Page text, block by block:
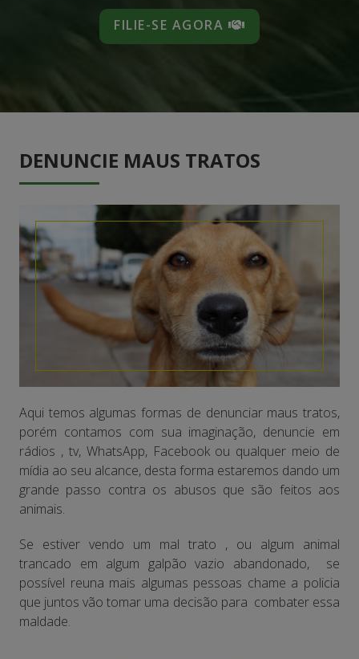
FILIE-SE AGORA
DENUNCIE MAUS TRATOS
Aqui temos algumas formas de denunciar maus tratos,
porém contamos com sua imaginação, denuncie em
rádios , tv, WhatsApp, Facebook ou qualquer meio de
mídia ao seu alcance, desta forma estaremos dando um
grande passo contra os abusos que são feitos aos
animais.
Se estiver vendo um mal trato , ou algum animal
trancado em algum galpão vazio abandonado, se
possível reuna mais algumas pessoas chame a policia
que juntos vão tomar uma decisão para combater essa
maldade.